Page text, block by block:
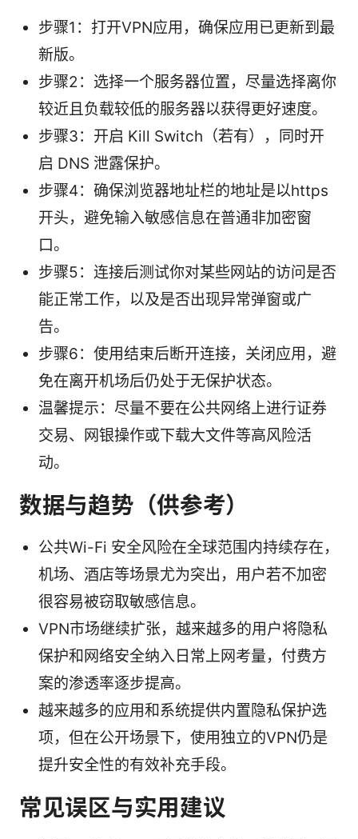
步骤1：打开VPN应用，确保应用已更新到最
新版。
步骤2：选择一个服务器位置，尽量选择离你
较近且负载较低的服务器以获得更好速度。
步骤3：开启 Kill Switch（若有），同时开
启 DNS 泄露保护。
步骤4：确保浏览器地址栏的地址是以https
开头，避免输入敏感信息在普通非加密窗
口。
步骤5：连接后测试你对某些网站的访问是否
能正常工作，以及是否出现异常弹窗或广
告。
步骤6：使用结束后断开连接，关闭应用，避
免在离开机场后仍处于无保护状态。
温馨提示：尽量不要在公共网络上进行证券
交易、网银操作或下载大文件等高风险活
动。
数据与趋势（供参考）
公共Wi-Fi 安全风险在全球范围内持续存在，
机场、酒店等场景尤为突出，用户若不加密
很容易被窃取敏感信息。
VPN市场继续扩张，越来越多的用户将隐私
保护和网络安全纳入日常上网考量，付费方
案的渗透率逐步提高。
越来越多的应用和系统提供内置隐私保护选
项，但在公开场景下，使用独立的VPN仍是
提升安全性的有效补充手段。
常见误区与实用建议